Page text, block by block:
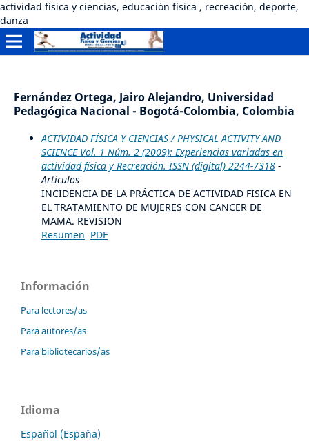
actividad física y ciencias, educación física , recreación, deporte,
danza
Fernández Ortega, Jairo Alejandro, Universidad
Pedagógica Nacional - Bogotá-Colombia, Colombia
ACTIVIDAD FÍSICA Y CIENCIAS / PHYSICAL ACTIVITY AND
SCIENCE Vol. 1 Núm. 2 (2009): Experiencias variadas en
actividad física y Recreación. ISSN (digital) 2244-7318-
Artículos
INCIDENCIA DE LA PRÁCTICA DE ACTIVIDAD FISICA EN
EL TRATAMIENTO DE MUJERES CON CANCER DE
MAMA. REVISION
Resumen PDF
Información
Para lectores/as
Para autores/as
Para bibliotecarios/as
Idioma
Español (España)